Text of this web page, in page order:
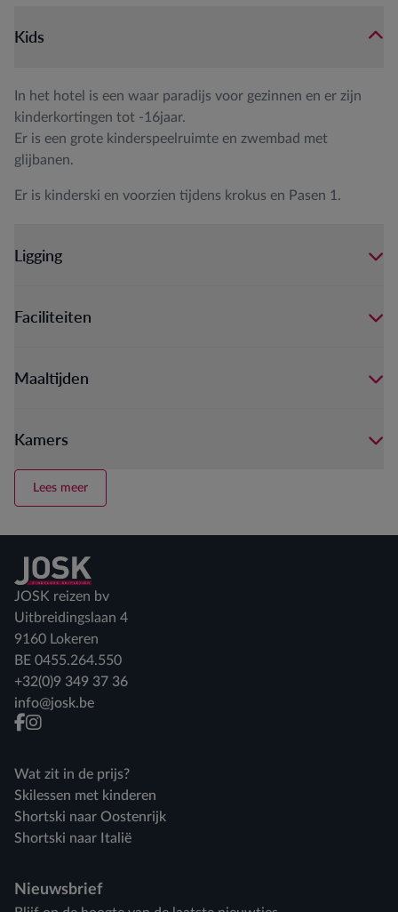
Kids
In het hotel is een waar paradijs voor gezinnen en er zijn
kinderkortingen tot -16jaar.
Er is een grote kinderspeelruimte en zwembad met
glijbanen.
Er is kinderski en voorzien tijdens krokus en Pasen 1.
Ligging
Faciliteiten
Maaltijden
Kamers
Lees meer
Terug naar home
JOSK reizen bv
Uitbreidingslaan 4
9160 Lokeren
BE 0455.264.550
+32(0)9 349 37 36
info@josk.be
facebook
instagram
Wat zit in de prijs?
Skilessen met kinderen
Shortski naar Oostenrijk
Shortski naar Italië
Nieuwsbrief